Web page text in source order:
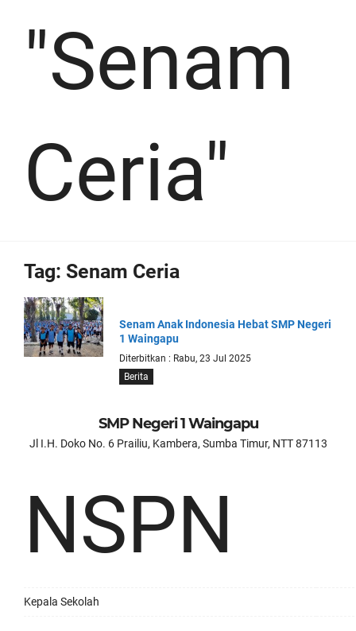
"Senam
Ceria"
Tag: Senam Ceria
Berita
Senam Anak Indonesia Hebat SMP Negeri
1 Waingapu
Diterbitkan : Rabu, 23 Jul 2025
SMP Negeri 1 Waingapu
Jl I.H. Doko No. 6 Prailiu, Kambera, Sumba Timur, NTT 87113
NSPN
Kepala Sekolah